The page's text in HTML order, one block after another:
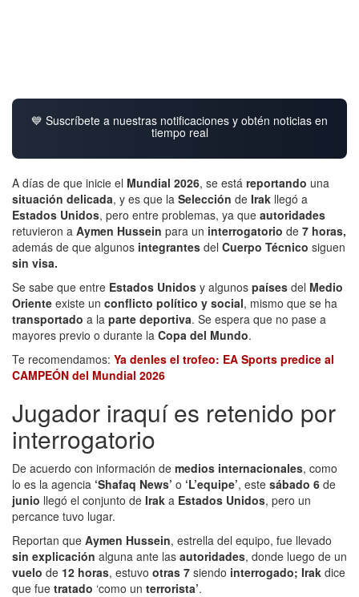
💙 Suscríbete a nuestras notificaciones y obtén noticias en
tiempo real
A días de que inicie el Mundial 2026, se está reportando una
situación delicada, y es que la Selección de Irak llegó a
Estados Unidos, pero entre problemas, ya que autoridades
retuvieron a Aymen Hussein para un interrogatorio de 7 horas,
además de que algunos integrantes del Cuerpo Técnico siguen
sin visa.
Se sabe que entre Estados Unidos y algunos países del Medio
Oriente existe un conflicto político y social, mismo que se ha
transportado a la parte deportiva. Se espera que no pase a
mayores previo o durante la Copa del Mundo.
Te recomendamos: Ya denles el trofeo: EA Sports predice al
CAMPEÓN del Mundial 2026
Jugador iraquí es retenido por
interrogatorio
De acuerdo con información de medios internacionales, como
lo es la agencia ‘Shafaq News’ o ‘L’equipe’, este sábado 6 de
junio llegó el conjunto de Irak a Estados Unidos, pero un
percance tuvo lugar.
Reportan que Aymen Hussein, estrella del equipo, fue llevado
sin explicación alguna ante las autoridades, donde luego de un
vuelo de 12 horas, estuvo otras 7 siendo interrogado; Irak dice
que fue tratado ‘como un terrorista’.